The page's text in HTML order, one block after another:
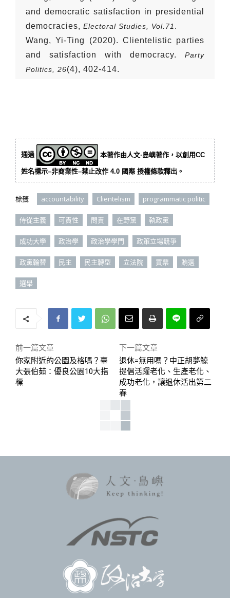
and democratic satisfaction in presidential
democracies, Electoral Studies, Vol.71 .
Wang, Yi-Ting (2020). Clientelistic parties
and satisfaction with democracy. Party
Politics, 26(4), 402-414.
通過 本著作由人文·島嶼著作，以創用CC
姓名標示–非商業性–禁止改作 4.0 國際 授權條款釋出。
標籤 accountability Clientelism programmatic politic
侍從主義 可責性 問責 在野黨 執政黨
成功大學 政治學 政治學學門 政策立場競爭
政黨輪替 民主 民主轉型 立法院 買票 賄選
選舉
前一篇文章
你家附近的公園及格嗎？臺
大張伯茹：優良公園10大指
標
下一篇文章
退休=無用嗎？中正胡夢鯨
提倡活躍老化、生產老化、
成功老化，讓退休活出第二
春